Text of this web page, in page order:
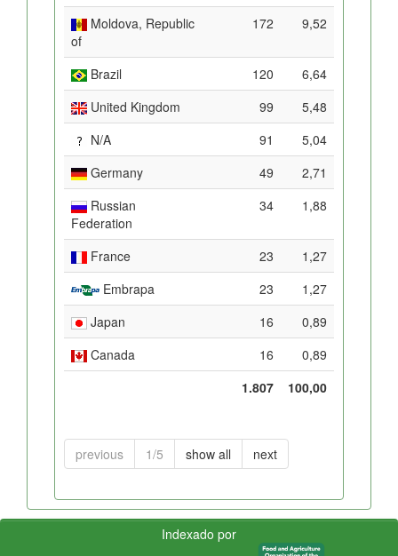
Moldova, Republic
of
172 9,52
Brazil 120
6,64
United Kingdom
99
5,48
N/A
91
5,04
Germany
49
2,71
Russian
Federation
34 1,88
France 23
1,27
Embrapa
23
1,27
Japan
16
0,89
Canada
16
0,89
1.807
100,00
previous 1/5 show all next
Indexado por